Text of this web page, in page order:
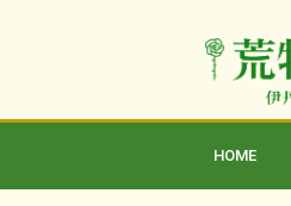
HOME